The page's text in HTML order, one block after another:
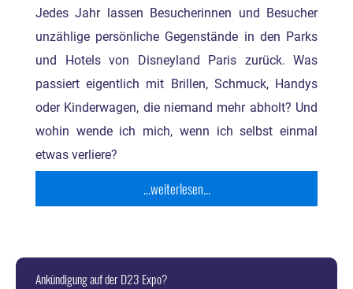
Jedes Jahr lassen Besucherinnen und Besucher
unzählige persönliche Gegenstände in den Parks
und Hotels von Disneyland Paris zurück. Was
passiert eigentlich mit Brillen, Schmuck, Handys
oder Kinderwagen, die niemand mehr abholt? Und
wohin wende ich mich, wenn ich selbst einmal
etwas verliere?
...weiterlesen...
Ankündigung auf der D23 Expo?